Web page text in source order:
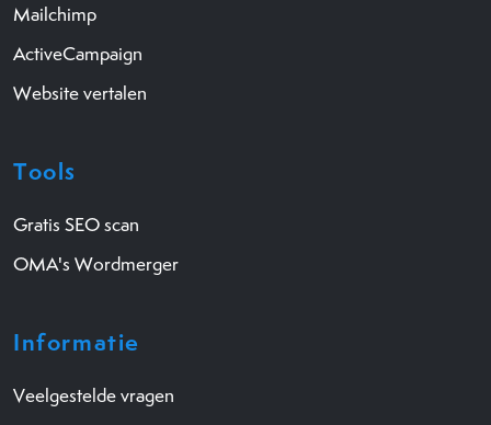
Mailchimp
ActiveCampaign
Website vertalen
Tools
Gratis SEO scan
OMA's Wordmerger
Informatie
Veelgestelde vragen